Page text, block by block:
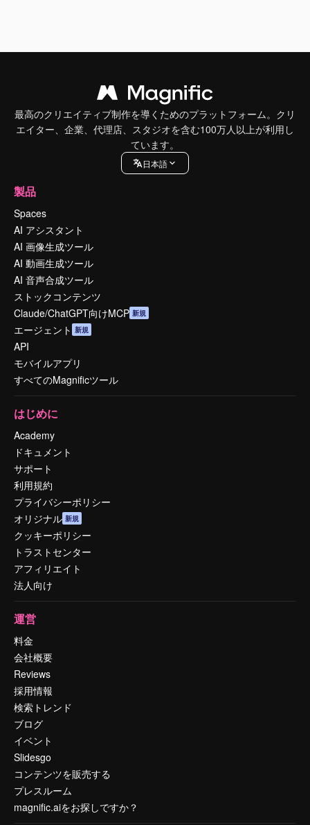
最高のクリエイティブ制作を導くためのプラットフォーム。クリ
エイター、企業、代理店、スタジオを含む100万人以上が利用し
ています。
日本語
製品
Spaces
AI アシスタント
AI 画像生成ツール
AI 動画生成ツール
AI 音声合成ツール
ストックコンテンツ
Claude/ChatGPT向けMCP 新規
エージェント 新規
API
モバイルアプリ
すべてのMagnificツール
はじめに
Academy
ドキュメント
サポート
利用規約
プライバシーポリシー
オリジナル 新規
クッキーポリシー
トラストセンター
アフィリエイト
法人向け
運営
料金
会社概要
Reviews
採用情報
検索トレンド
ブログ
イベント
Slidesgo
コンテンツを販売する
プレスルーム
magnific.aiをお探しですか？